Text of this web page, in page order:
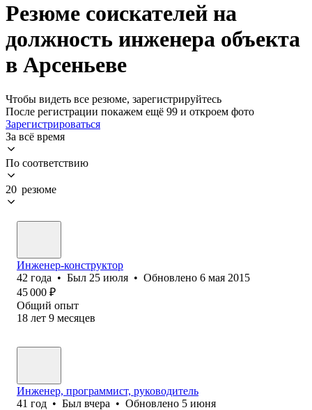
Резюме соискателей на
должность инженера объекта
в Арсеньеве
Чтобы видеть все резюме, зарегистрируйтесь
После регистрации покажем ещё 99 и откроем фото
Зарегистрироваться
За всё время
По соответствию
20 резюме
Инженер-конструктор
42 года • Был 25 июля • Обновлено 6 мая 2015
45 000 ₽
Общий опыт
18 лет 9 месяцев
Инженер, программист, руководитель
41 год • Был вчера • Обновлено 5 июня